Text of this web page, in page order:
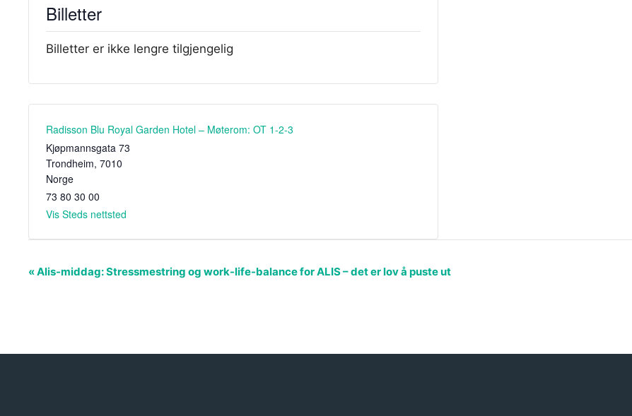
Billetter
Billetter er ikke lengre tilgjengelig
Radisson Blu Royal Garden Hotel – Møterom: OT 1-2-3
Kjøpmannsgata 73
Trondheim, 7010
Norge
73 80 30 00
Vis Steds nettsted
A
a
«Alis-middag: Stressmestring og work-life-balance for ALIS – det er lov å puste ut